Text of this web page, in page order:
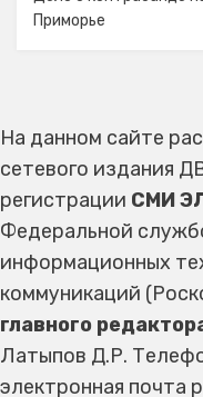
Приморье
На данном сайте
сетевого издания
регистрации СМИ
Федеральной
информационных
коммуникаций
главного
Латыпов Д.Р.
электронная почта